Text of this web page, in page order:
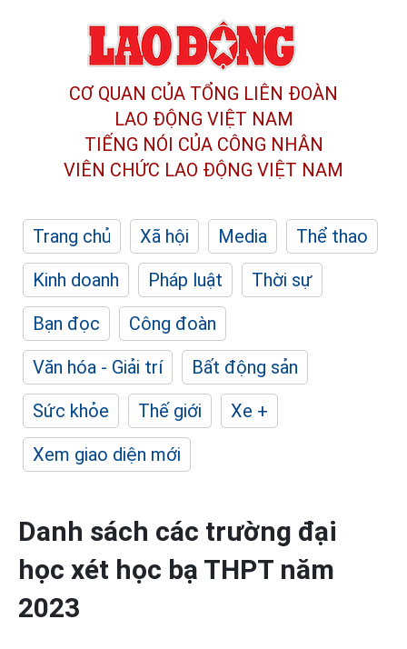
CƠ QUAN CỦA TỔNG LIÊN ĐOÀN
LAO ĐỘNG VIỆT NAM
TIẾNG NÓI CỦA CÔNG NHÂN
VIÊN CHỨC LAO ĐỘNG VIỆT NAM
Trang chủ Xã hội Media
Thể thao
Kinh doanh
Pháp luật
Thời sự
Bạn đọc
Công đoàn
Văn hóa - Giải trí
Bất động sản
Sức khỏe
Thế giới
Xe +
Xem giao diện mới
Danh sách các trường đại
học xét học bạ THPT năm
2023